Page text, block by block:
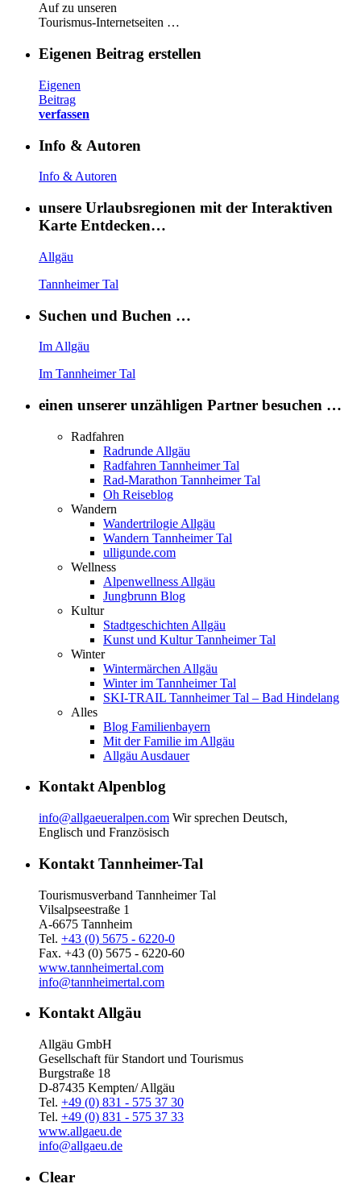
Auf zu unseren
Tourismus-Internetseiten …
Eigenen Beitrag erstellen
Eigenen
Beitrag
verfassen
Info & Autoren
Info & Autoren
unsere Urlaubsregionen mit der Interaktiven
Karte Entdecken…
Allgäu
Tannheimer Tal
Suchen und Buchen …
Im Allgäu
Im Tannheimer Tal
einen unserer unzähligen Partner besuchen …
Radfahren
Radrunde Allgäu
Radfahren Tannheimer Tal
Rad-Marathon Tannheimer Tal
Oh Reiseblog
Wandern
Wandertrilogie Allgäu
Wandern Tannheimer Tal
ulligunde.com
Wellness
Alpenwellness Allgäu
Jungbrunn Blog
Kultur
Stadtgeschichten Allgäu
Kunst und Kultur Tannheimer Tal
Winter
Wintermärchen Allgäu
Winter im Tannheimer Tal
SKI-TRAIL Tannheimer Tal – Bad Hindelang
Alles
Blog Familienbayern
Mit der Familie im Allgäu
Allgäu Ausdauer
Kontakt Alpenblog
info@allgaeueralpen.com Wir sprechen Deutsch,
Englisch und Französisch
Kontakt Tannheimer-Tal
Tourismusverband Tannheimer Tal
Vilsalpseestraße 1
A-6675 Tannheim
Tel. +43 (0) 5675 - 6220-0
Fax. +43 (0) 5675 - 6220-60
www.tannheimertal.com
info@tannheimertal.com
Kontakt Allgäu
Allgäu GmbH
Gesellschaft für Standort und Tourismus
Burgstraße 18
D-87435 Kempten/ Allgäu
Tel. +49 (0) 831 - 575 37 30
Tel. +49 (0) 831 - 575 37 33
www.allgaeu.de
info@allgaeu.de
Clear